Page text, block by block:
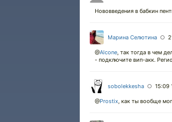
Нововведения в бабкин
Марина Селютина ○
@Alcone, так тогда в чем
- подключите вип-акк.
sobolekkesha ○ 15:09
@Prostix, как ты вообще